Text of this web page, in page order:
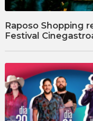
Raposo Shopping
Festival